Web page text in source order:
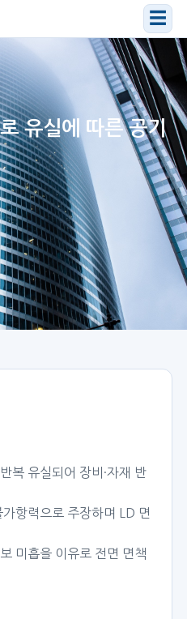
☰
유실에 따른 공기
복 유실되어 장비·자재 반
항력으로 주장하며 LD 면
미흡을 이유로 전면 면책